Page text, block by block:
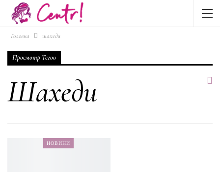
Головна шахеди
Просмотр Тегов
Шахеди
НОВИНИ